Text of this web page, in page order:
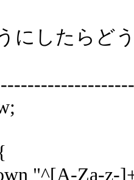
にしたらど
"^[A-Za-z-